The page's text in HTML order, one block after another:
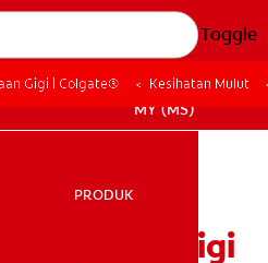
Toggle
MY (MS)
PRODUK
Gigi | Colgate® Kesihatan Mulut
Gigi